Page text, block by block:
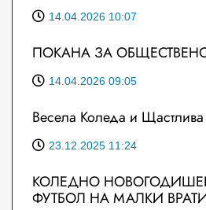
14.04.2026 10:07
ПОКАНА ЗА
14.04.2026 09:05
Весела Коледа и
23.12.2025 11:24
КОЛЕДНО
ФУТБОЛ НА МАЛКИ